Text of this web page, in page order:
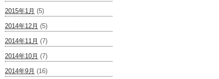
2015年1月 (5)
2014年12月 (5)
2014年11月 (7)
2014年10月 (7)
2014年9月 (16)